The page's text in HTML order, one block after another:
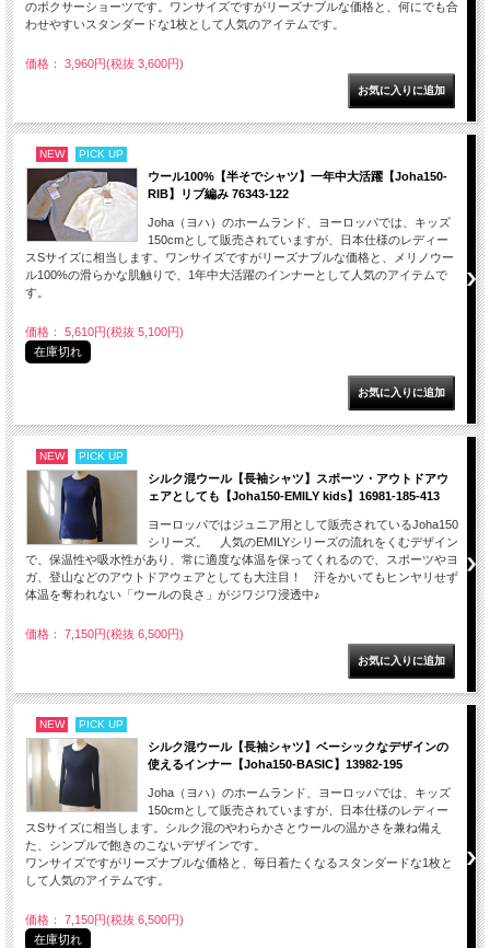
のボクサーショーツです。ワンサイズですがリーズナブルな価格と、何にでも合
わせやすいスタンダードな1枚として人気のアイテムです。
価格： 3,960円(税抜 3,600円)
NEW PICK UP
ウール100%【半そでシャツ】一年中大活躍【Joha150-
RIB】リブ編み 76343-122
Joha（ヨハ）のホームランド、ヨーロッパでは、キッズ
150cmとして販売されていますが、日本仕様のレディー
スSサイズに相当します。ワンサイズですがリーズナブルな価格と、メリノウー
ル100%の滑らかな肌触りで、1年中大活躍のインナーとして人気のアイテムで
す。
価格： 5,610円(税抜 5,100円)
在庫切れ
NEW PICK UP
シルク混ウール【長袖シャツ】スポーツ・アウトドアウ
ェアとしても【Joha150-EMILY kids】16981-185-413
ヨーロッパではジュニア用として販売されているJoha150
シリーズ。 人気のEMILYシリーズの流れをくむデザイン
で、保温性や吸水性があり、常に適度な体温を保ってくれるので、スポーツやヨ
ガ、登山などのアウトドアウェアとしても大注目！ 汗をかいてもヒンヤリせず
体温を奪われない「ウールの良さ」がジワジワ浸透中♪
価格： 7,150円(税抜 6,500円)
NEW PICK UP
シルク混ウール【長袖シャツ】ベーシックなデザインの
使えるインナー【Joha150-BASIC】13982-195
Joha（ヨハ）のホームランド、ヨーロッパでは、キッズ
150cmとして販売されていますが、日本仕様のレディー
スSサイズに相当します。シルク混のやわらかさとウールの温かさを兼ね備え
た、シンプルで飽きのこないデザインです。
ワンサイズですがリーズナブルな価格と、毎日着たくなるスタンダードな1枚と
して人気のアイテムです。
価格： 7,150円(税抜 6,500円)
在庫切れ